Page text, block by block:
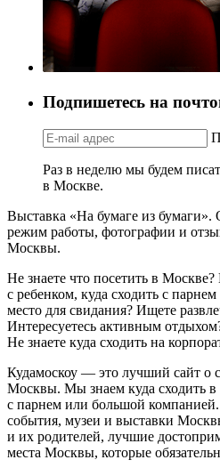
Подпишетесь на
Раз в неделю мы будем
в Москве.
Выставка «На бумаге из бумаги».
режим работы, фотографии и
Москвы.
Не знаете что посетить в Москве?
с ребенком, куда сходить с
место для свидания? Ищете
Интересуетесь активным
Не знаете куда сходить на
Кудамоскоу — это лучший сайт о
Москвы. Мы знаем куда сходить
с парнем или большой
события, музеи и выставки
и их родителей, лучшие
места Москвы, которые